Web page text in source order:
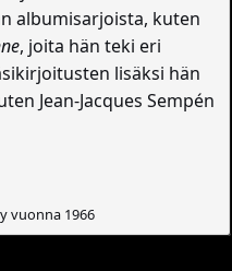
albumisarjoista, kuten
, joita hän teki eri
lisäksi hän
Jean-Jacques Sempén
vuonna 1966